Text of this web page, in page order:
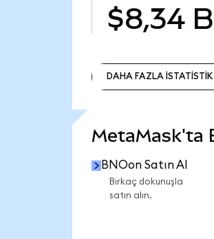
$8,34 B
DAHA FAZLA İSTATİSTİK
MetaMask'ta
BNOon Satın Al
Birkaç dokunuşla
satın alın.